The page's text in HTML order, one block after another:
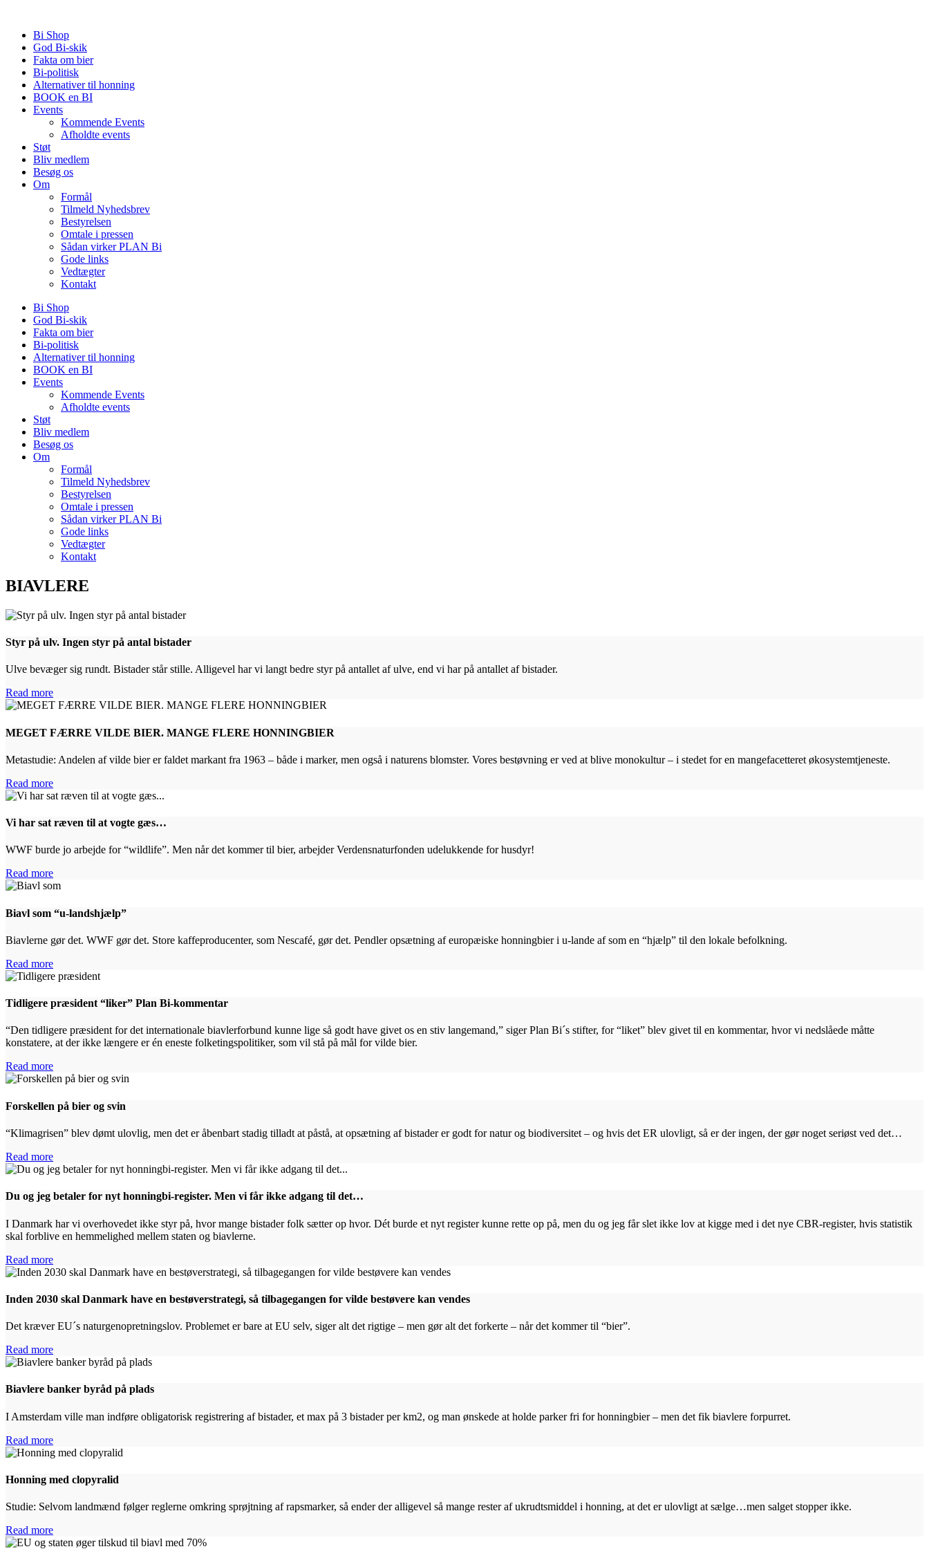
indholdBi Shop
God Bi-skik
Fakta om bier
Bi-politisk
Alternativer til honning
BOOK en BI
Events
Kommende Events
Afholdte events
Støt
Bliv medlem
Besøg os
Om
Formål
Tilmeld Nyhedsbrev
Bestyrelsen
Omtale i pressen
Sådan virker PLAN Bi
Gode links
Vedtægter
Kontakt
Bi Shop
God Bi-skik
Fakta om bier
Bi-politisk
Alternativer til honning
BOOK en BI
Events
Kommende Events
Afholdte events
Støt
Bliv medlem
Besøg os
Om
Formål
Tilmeld Nyhedsbrev
Bestyrelsen
Omtale i pressen
Sådan virker PLAN Bi
Gode links
Vedtægter
Kontakt
BIAVLERE
Styr på ulv. Ingen styr på antal bistader
Ulve bevæger sig rundt. Bistader står stille. Alligevel har vi langt bedre styr på antallet af ulve, end vi har på antallet af bistader.
Read more
MEGET FÆRRE VILDE BIER. MANGE FLERE HONNINGBIER
Metastudie: Andelen af vilde bier er faldet markant fra 1963 – både i marker, men også i naturens blomster. Vores bestøvning er ved at blive monokultur – i stedet for en mangefacetteret økosystemtjeneste.
Read more
Vi har sat ræven til at vogte gæs…
WWF burde jo arbejde for “wildlife”. Men når det kommer til bier, arbejder Verdensnaturfonden udelukkende for husdyr!
Read more
Biavl som “u-landshjælp”
Biavlerne gør det. WWF gør det. Store kaffeproducenter, som Nescafé, gør det. Pendler opsætning af europæiske honningbier i u-lande af som en “hjælp” til den lokale befolkning.
Read more
Tidligere præsident “liker” Plan Bi-kommentar
“Den tidligere præsident for det internationale biavlerforbund kunne lige så godt have givet os en stiv langemand,” siger Plan Bi´s stifter, for “liket” blev givet til en kommentar, hvor vi nedslåede måtte
konstatere, at der ikke længere er én eneste folketingspolitiker, som vil stå på mål for vilde bier.
Read more
Forskellen på bier og svin
“Klimagrisen” blev dømt ulovlig, men det er åbenbart stadig tilladt at påstå, at opsætning af bistader er godt for natur og biodiversitet – og hvis det ER ulovligt, så er der ingen, der gør noget seriøst ved det…
Read more
Du og jeg betaler for nyt honningbi-register. Men vi får ikke adgang til det…
I Danmark har vi overhovedet ikke styr på, hvor mange bistader folk sætter op hvor. Dét burde et nyt register kunne rette op på, men du og jeg får slet ikke lov at kigge med i det nye CBR-register, hvis statistik
skal forblive en hemmelighed mellem staten og biavlerne.
Read more
Inden 2030 skal Danmark have en bestøverstrategi, så tilbagegangen for vilde bestøvere kan vendes
Det kræver EU´s naturgenopretningslov. Problemet er bare at EU selv, siger alt det rigtige – men gør alt det forkerte – når det kommer til “bier”.
Read more
Biavlere banker byråd på plads
I Amsterdam ville man indføre obligatorisk registrering af bistader, et max på 3 bistader per km2, og man ønskede at holde parker fri for honningbier – men det fik biavlere forpurret.
Read more
Honning med clopyralid
Studie: Selvom landmænd følger reglerne omkring sprøjtning af rapsmarker, så ender der alligevel så mange rester af ukrudtsmiddel i honning, at det er ulovligt at sælge…men salget stopper ikke.
Read more